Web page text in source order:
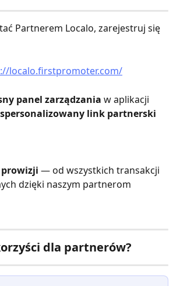
localo.firstpromoter.com/
panel zarządzania w aplikacji
spersonalizowany link partnerski
prowizji — od wszystkich transakcji
dzięki naszym partnerom
dla partnerów?